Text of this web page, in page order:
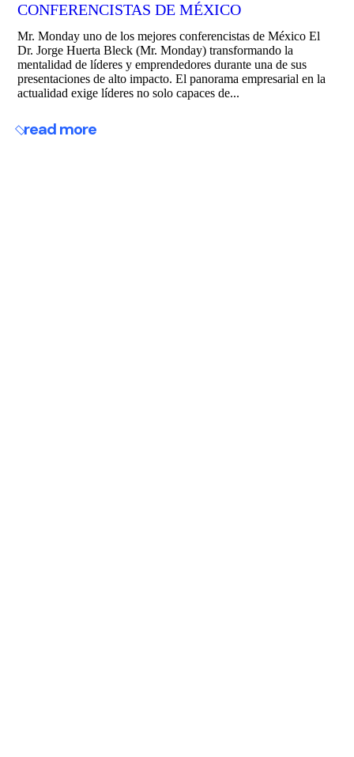
CONFERENCISTAS DE MÉXICO
Mr. Monday uno de los mejores conferencistas de México El
Dr. Jorge Huerta Bleck (Mr. Monday) transformando la
mentalidad de líderes y emprendedores durante una de sus
presentaciones de alto impacto. El panorama empresarial en la
actualidad exige líderes no solo capaces de...
read more